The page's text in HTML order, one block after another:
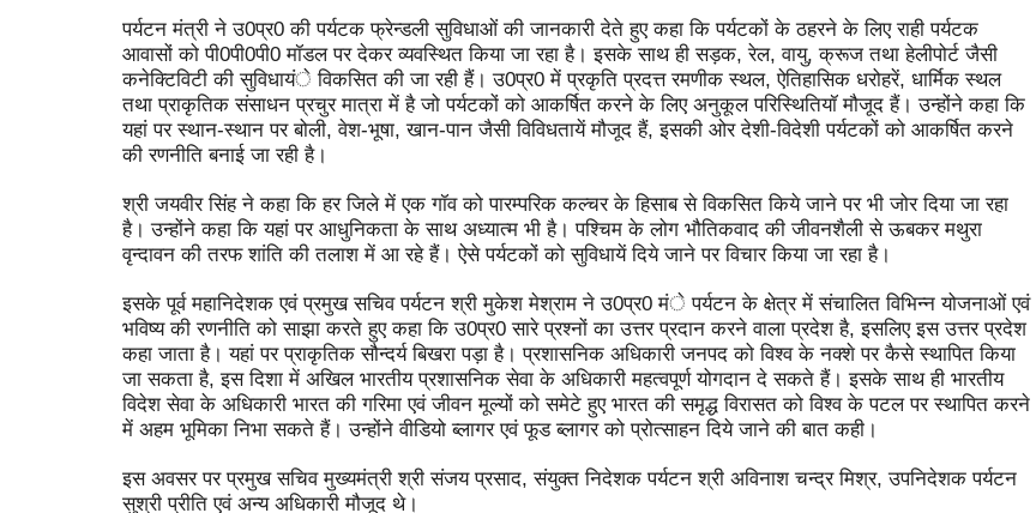
पर्यटन मंत्री ने उ0प्र0 की पर्यटक फ्रेन्डली सुविधाओं की जानकारी देते हुए कहा कि पर्यटकों के ठहरने के लिए राही पर्यटक
आवासों को पी0पी0पी0 मॉडल पर देकर व्यवस्थित किया जा रहा है। इसके साथ ही सड़क, रेल, वायु, क्रूज तथा हेलीपोर्ट जैसी
कनेक्टिविटी की सुविधायंे विकसित की जा रही हैं। उ0प्र0 में प्रकृति प्रदत्त रमणीक स्थल, ऐतिहासिक धरोहरें, धार्मिक स्थल
तथा प्राकृतिक संसाधन प्रचुर मात्रा में है जो पर्यटकों को आकर्षित करने के लिए अनुकूल परिस्थितियॉ मौजूद हैं। उन्होंने कहा कि
यहां पर स्थान-स्थान पर बोली, वेश-भूषा, खान-पान जैसी विविधतायें मौजूद हैं, इसकी ओर देशी-विदेशी पर्यटकों को आकर्षित करने
की रणनीति बनाई जा रही है।
श्री जयवीर सिंह ने कहा कि हर जिले में एक गॉव को पारम्परिक कल्चर के हिसाब से विकसित किये जाने पर भी जोर दिया जा रहा
है। उन्होंने कहा कि यहां पर आधुनिकता के साथ अध्यात्म भी है। पश्चिम के लोग भौतिकवाद की जीवनशैली से ऊबकर मथुरा
वृन्दावन की तरफ शांति की तलाश में आ रहे हैं। ऐसे पर्यटकों को सुविधायें दिये जाने पर विचार किया जा रहा है।
इसके पूर्व महानिदेशक एवं प्रमुख सचिव पर्यटन श्री मुकेश मेश्राम ने उ0प्र0 मंे पर्यटन के क्षेत्र में संचालित विभिन्न योजनाओं एवं
भविष्य की रणनीति को साझा करते हुए कहा कि उ0प्र0 सारे प्रश्नों का उत्तर प्रदान करने वाला प्रदेश है, इसलिए इस उत्तर प्रदेश
कहा जाता है। यहां पर प्राकृतिक सौन्दर्य बिखरा पड़ा है। प्रशासनिक अधिकारी जनपद को विश्व के नक्शे पर कैसे स्थापित किया
जा सकता है, इस दिशा में अखिल भारतीय प्रशासनिक सेवा के अधिकारी महत्वपूर्ण योगदान दे सकते हैं। इसके साथ ही भारतीय
विदेश सेवा के अधिकारी भारत की गरिमा एवं जीवन मूल्यों को समेटे हुए भारत की समृद्ध विरासत को विश्व के पटल पर स्थापित करने
में अहम भूमिका निभा सकते हैं। उन्होंने वीडियो ब्लागर एवं फूड ब्लागर को प्रोत्साहन दिये जाने की बात कही।
इस अवसर पर प्रमुख सचिव मुख्यमंत्री श्री संजय प्रसाद, संयुक्त निदेशक पर्यटन श्री अविनाश चन्द्र मिश्र, उपनिदेशक पर्यटन
सुश्री प्रीति एवं अन्य अधिकारी मौजूद थे।